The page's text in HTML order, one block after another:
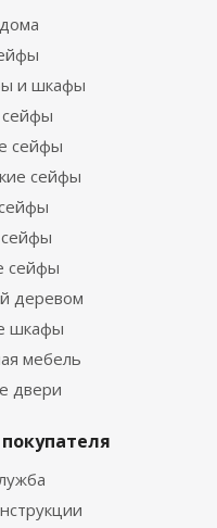
и шкафы
сейфы
сейфы
сейфы
сейфы
деревом
шкафы
мебель
двери